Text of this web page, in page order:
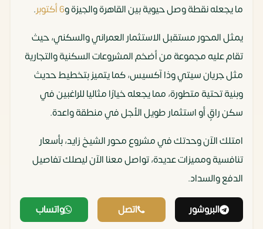
ما يجعله نقطة وصل حيوية بين القاهرة والجيزة و6 أكتوبر
.
يمثل المحور مستقبل الاستثمار العمراني والسكني، حيث
تقام عليه مجموعة من أضخم المشروعات السكنية والتجارية
مثل جريان سيتي وذا آكسيس، كما يتميز بتخطيط حديث
وبنية تحتية متطورة، مما يجعله خيارًا مثاليا للراغبين في
سكن راقٍ أو استثمار طويل الأجل في منطقة واعدة.
امتلك الآن وحدتك في مشروع محور الشيخ زايد، بأسعار
تنافسية ومميزات عديدة، تواصل معنا الآن ليصلك تفاصيل
الدفع والسداد.
البروشور اتصل واتساب